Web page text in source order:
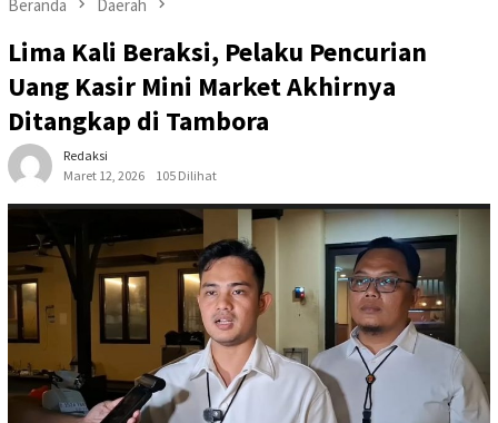
Beranda Daerah
Lima Kali Beraksi, Pelaku Pencurian
Uang Kasir Mini Market Akhirnya
Ditangkap di Tambora
Redaksi
Maret 12, 2026
105 Dilihat